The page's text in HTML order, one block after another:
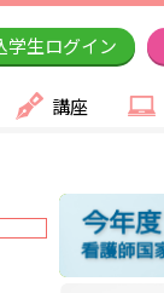
学生ログイン
講座